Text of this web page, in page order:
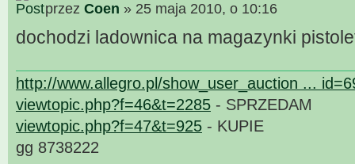
przez Coen » 25 maja 2010, o 10:16
dochodzi ladownica na magazynki
http://www.allegro.pl/show_user_auction ...
viewtopic.php?f=46&t=2285 - SPRZEDAM
viewtopic.php?f=47&t=925 - KUPIE
gg 8738222